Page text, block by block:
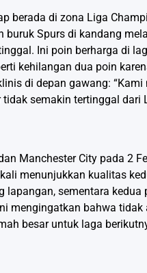
berada di zona Liga
buruk Spurs di kandang
Ini poin berharga di
kehilangan dua poin
di depan gawang:
semakin tertinggal dari
Manchester City pada 2
menunjukkan kualitas
lapangan, sementara
mengingatkan bahwa
besar untuk laga